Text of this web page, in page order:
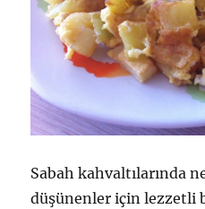
Sabah kahvaltılarında
düşünenler için lezzetli